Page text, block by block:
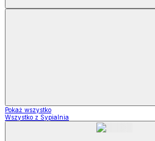
Pokaż wszystko
Wszystko z Sypialnia